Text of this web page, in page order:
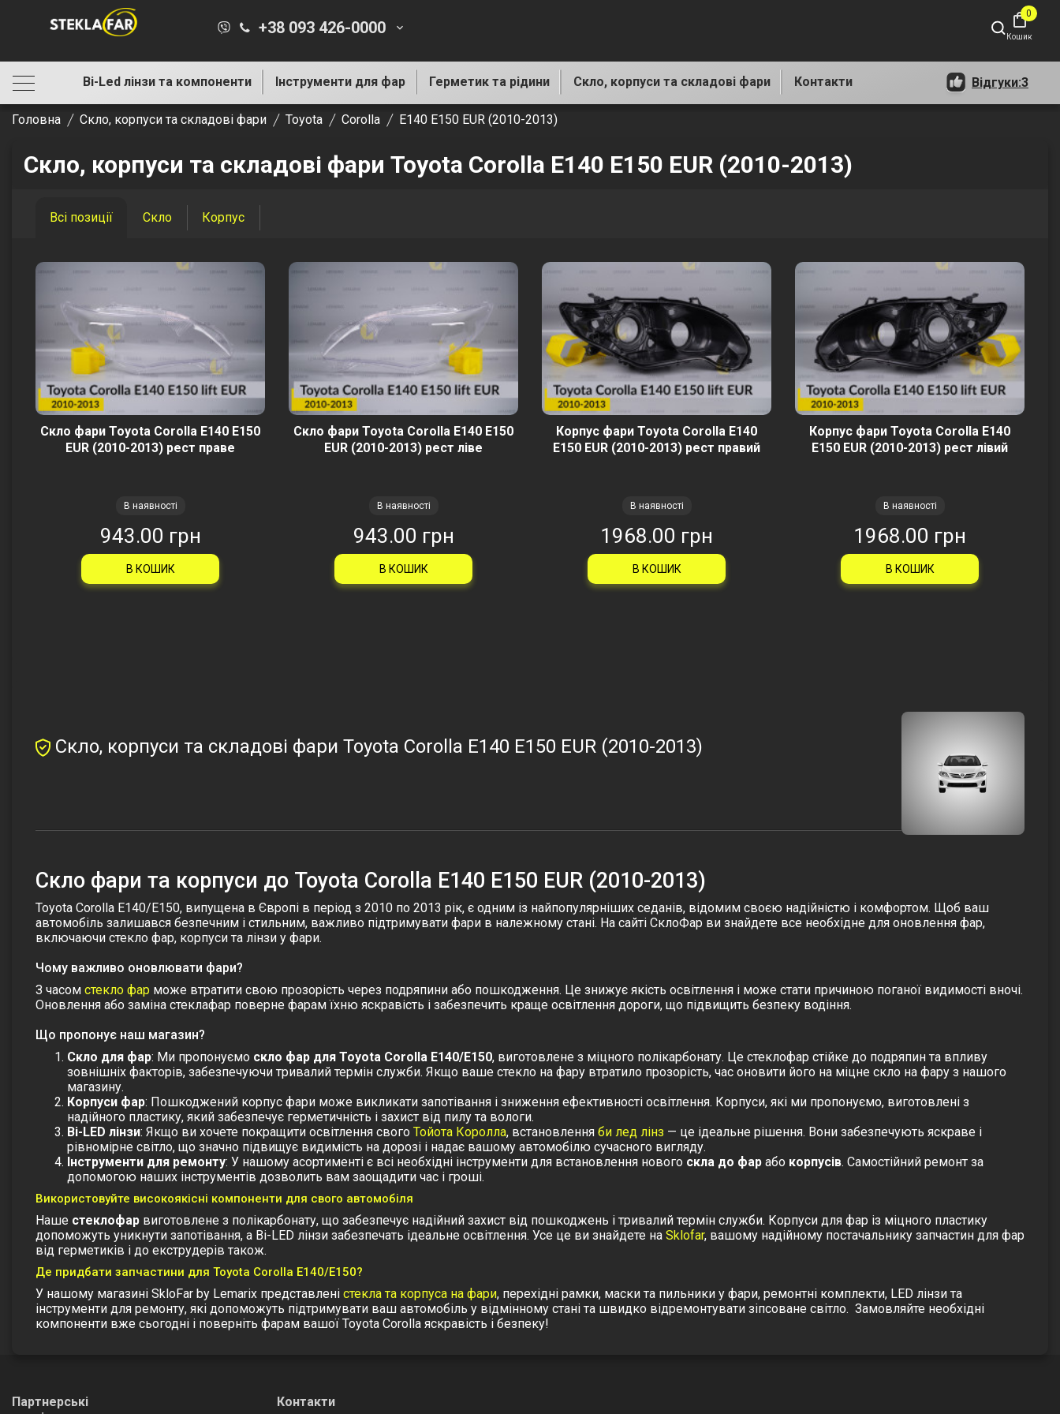
shopping_bag
Кошик
0
+38 093 426-0000 keyboard_arrow_down
Bi-Led лінзи та компоненти Інструменти для фар Герметик та рідини Скло, корпуси та складові фари Контакти Відгуки:3
Головна Скло, корпуси та складові фари Toyota Corolla E140 E150 EUR (2010-2013)
Скло, корпуси та складові фари Toyota Corolla E140 E150 EUR (2010-2013)
Всі позиції Скло Корпус
Скло фари Toyota Corolla E140 E150
EUR (2010-2013) рест праве
В наявності
943.00 грн
В КОШИК
Скло фари Toyota Corolla E140 E150
EUR (2010-2013) рест ліве
В наявності
943.00 грн
В КОШИК
Корпус фари Toyota Corolla E140
E150 EUR (2010-2013) рест правий
В наявності
1968.00 грн
В КОШИК
Корпус фари Toyota Corolla E140
E150 EUR (2010-2013) рест лівий
В наявності
1968.00 грн
В КОШИК
Скло, корпуси та складові фари Toyota Corolla E140 E150 EUR (2010-2013)
Скло фари та корпуси до Toyota Corolla E140 E150 EUR (2010-2013)
Toyota Corolla E140/E150, випущена в Європі в період з 2010 по 2013 рік, є одним із найпопулярніших седанів, відомим своєю надійністю і комфортом. Щоб ваш
автомобіль залишався безпечним і стильним, важливо підтримувати фари в належному стані. На сайті СклоФар ви знайдете все необхідне для оновлення фар,
включаючи стекло фар, корпуси та лінзи у фари.
Чому важливо оновлювати фари?
З часом стекло фар може втратити свою прозорість через подряпини або пошкодження. Це знижує якість освітлення і може стати причиною поганої видимості вночі.
Оновлення або заміна стеклафар поверне фарам їхню яскравість і забезпечить краще освітлення дороги, що підвищить безпеку водіння.
Що пропонує наш магазин?
Скло для фар: Ми пропонуємо скло фар для Toyota Corolla E140/E150, виготовлене з міцного полікарбонату. Це стеклофар стійке до подряпин та впливу
зовнішніх факторів, забезпечуючи тривалий термін служби. Якщо ваше стекло на фару втратило прозорість, час оновити його на міцне скло на фару з нашого
магазину.
Корпуси фар: Пошкоджений корпус фари може викликати запотівання і зниження ефективності освітлення. Корпуси, які ми пропонуємо, виготовлені з
надійного пластику, який забезпечує герметичність і захист від пилу та вологи.
Bi-LED лінзи: Якщо ви хочете покращити освітлення свого Тойота Королла, встановлення би лед лінз — це ідеальне рішення. Вони забезпечують яскраве і
рівномірне світло, що значно підвищує видимість на дорозі і надає вашому автомобілю сучасного вигляду.
Інструменти для ремонту: У нашому асортименті є всі необхідні інструменти для встановлення нового скла до фар або корпусів. Самостійний ремонт за
допомогою наших інструментів дозволить вам заощадити час і гроші.
Використовуйте високоякісні компоненти для свого автомобіля
Наше стеклофар виготовлене з полікарбонату, що забезпечує надійний захист від пошкоджень і тривалий термін служби. Корпуси для фар із міцного пластику
допоможуть уникнути запотівання, а Bi-LED лінзи забезпечать ідеальне освітлення. Усе це ви знайдете на Sklofar, вашому надійному постачальнику запчастин для фар
від герметиків і до екструдерів також.
Де придбати запчастини для Toyota Corolla E140/E150?
У нашому магазині SkloFar by Lemarix представлені стекла та корпуса на фари, перехідні рамки, маски та пильники у фари, ремонтні комплекти, LED лінзи та
інструменти для ремонту, які допоможуть підтримувати ваш автомобіль у відмінному стані та швидко відремонтувати зіпсоване світло. Замовляйте необхідні
компоненти вже сьогодні і поверніть фарам вашої Toyota Corolla яскравість і безпеку!
Партнерські
Контакти